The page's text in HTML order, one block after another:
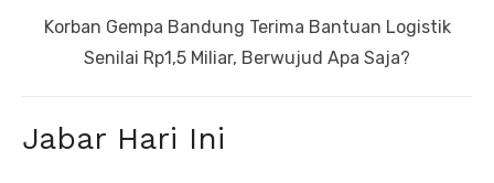
Next
Korban Gempa Bandung Terima Bantuan Logistik
Senilai Rp1,5 Miliar, Berwujud Apa Saja?
Jabar Hari Ini